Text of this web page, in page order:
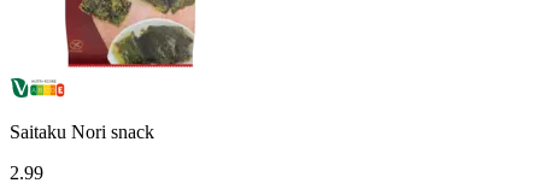
Saitaku Nori snack
2.99